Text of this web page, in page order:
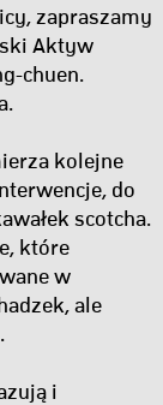
zapraszamy
Aktyw
chuen.
kolejne
do
scotcha.
które
w
ale
i